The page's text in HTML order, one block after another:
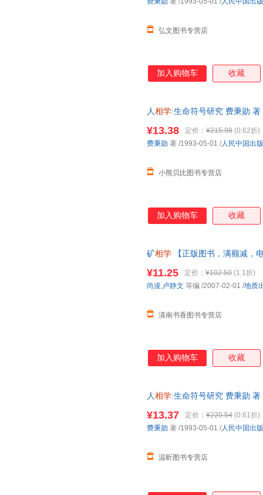
弘文图书专营店
加入购物车 收藏
人相学:生命符号研究 费秉勋
¥13.38 定价： ¥215.98 (0.62折)
小熊贝比图书专营店
费秉勋 著 /1993-05-01 /人民中国出
加入购物车 收藏
矿相学 【正版图书，满额减，
¥11.25 定价： ¥102.50 (1.1折)
潢南书香图书专营店
尚浚,卢静文 等编 /2007-02-01 /地质
加入购物车 收藏
人相学:生命符号研究 费秉勋
¥13.37 定价： ¥220.54 (0.61折)
温昕图书专营店
费秉勋 著 /1993-05-01 /人民中国出